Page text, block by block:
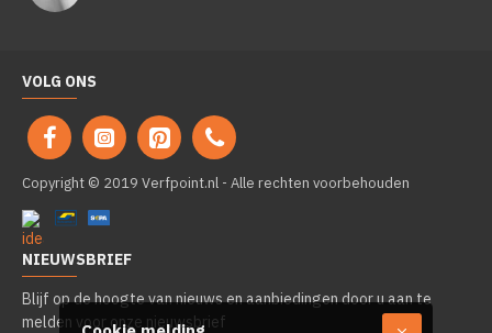
VOLG ONS
Copyright © 2019 Verfpoint.nl - Alle rechten voorbehouden
NIEUWSBRIEF
Blijf op de hoogte van nieuws en aanbiedingen door u aan te
melden voor onze nieuwsbrief